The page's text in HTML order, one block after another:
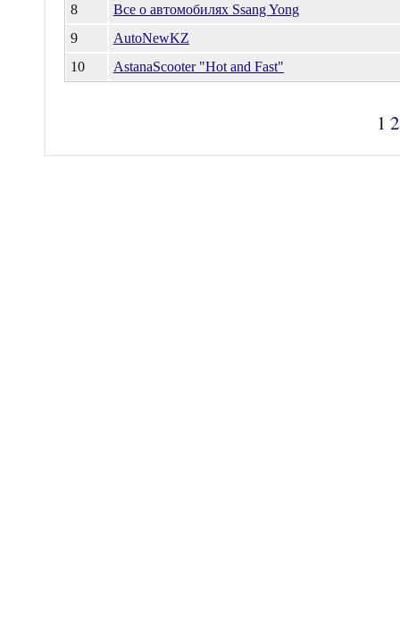
8
Все о автомобилях Ssang Yong
9
AutoNewKZ
10
AstanaScooter "Hot and Fast"
1 2